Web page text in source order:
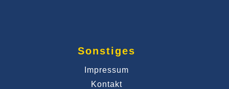
Sonstiges
Impressum
Kontakt